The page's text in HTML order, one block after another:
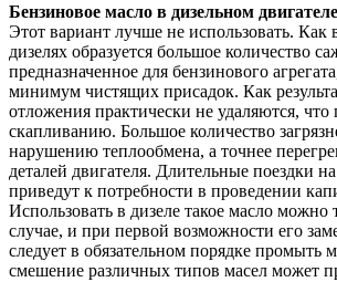
Бензиновое масло в дизельном двигателе
Этот вариант лучше не использовать. Как
дизелях образуется большое количество
предназначенное для бензинового
минимум чистящих присадок. Как
отложения практически не удаляются, что
скапливанию. Большое количество
нарушению теплообмена, а точнее
деталей двигателя. Длительные поездки
приведут к потребности в проведении
Использовать в дизеле такое масло можно
случае, и при первой возможности его
следует в обязательном порядке промыть
смешение различных типов масел может